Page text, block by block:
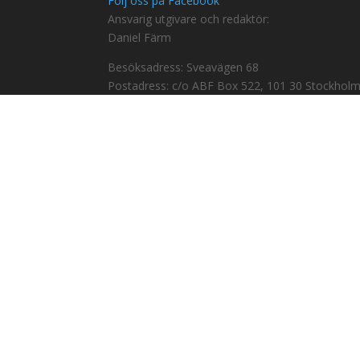
Ansvarig utgivare och redaktör:
Daniel Färm
Besöksadress: Sveavägen 68
Postadress: c/o ABF Box 522, 101 30